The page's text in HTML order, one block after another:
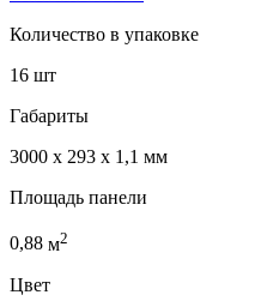
Количество в упаковке
16 шт
Габариты
3000 x 293 x 1,1 мм
Площадь панели
0,88 м2
Цвет